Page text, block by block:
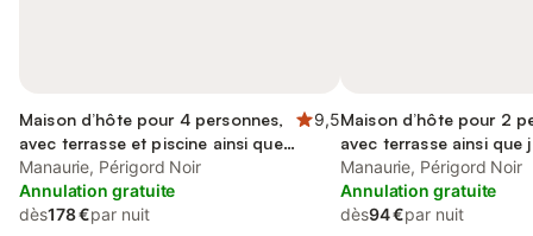
Maison d’hôte pour 4 personnes,
avec terrasse et piscine ainsi que
vue et jardin
9,5
Manaurie, Périgord Noir
Annulation gratuite
dès178 €par nuit
Maison d’hôte pour 2
avec terrasse ainsi que
piscine
Manaurie, Périgord Noir
Annulation gratuite
dès94 €par nuit